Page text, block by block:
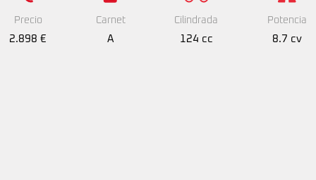
Precio
2.898 €
Carnet
A
Cilindrada
124 cc
Potencia
8.7 cv